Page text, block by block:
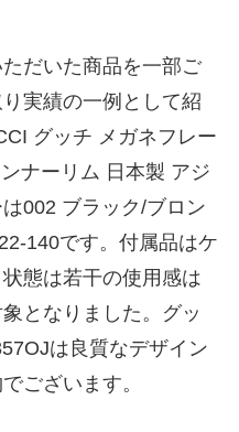
だいた商品を一部ご
実績の一例として紹
グッチ メガネフレー
ナーリム 日本製 アジ
002 ブラック/ブロン
140です。付属品はケ
態は若干の使用感は
となりました。グッ
は良質なデザイン
ございます。